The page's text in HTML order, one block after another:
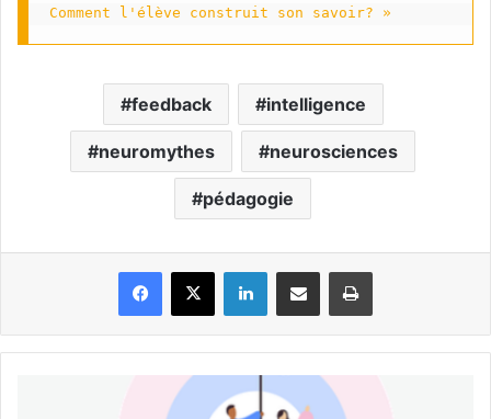
Comment l'élève construit son savoir? »
feedback intelligence
neuromythes neurosciences
pédagogie
Facebook
X LinkedinPartager par email Imprimer